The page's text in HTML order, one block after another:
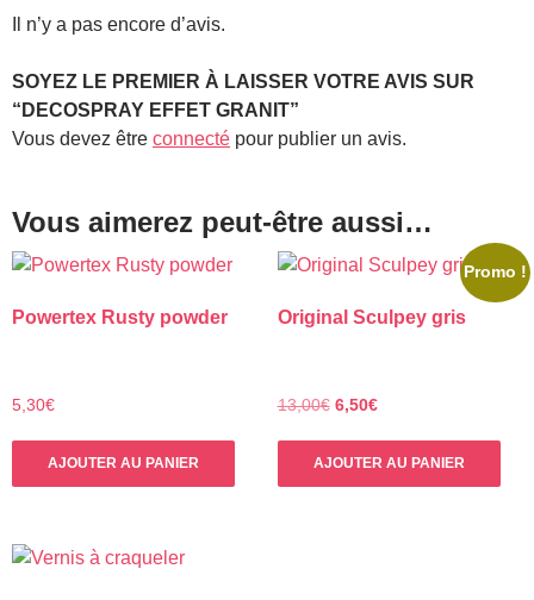
Il n’y a pas encore d’avis.
SOYEZ LE PREMIER À LAISSER VOTRE AVIS SUR
“DECOSPRAY EFFET GRANIT”
Vous devez être connecté pour publier un avis.
Vous aimerez peut-être aussi…
Powertex Rusty powder
5,30€
AJOUTER AU PANIER
Promo !
Original Sculpey gris
13,00€ Le
6,50€Le
AJOUTER AU PANIER